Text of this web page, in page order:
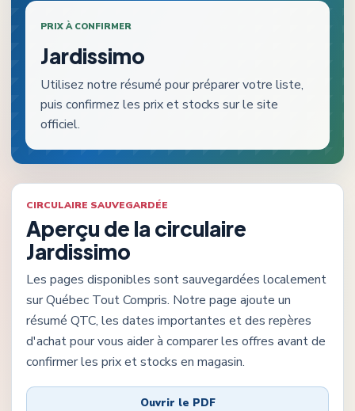
PRIX À CONFIRMER
Jardissimo
Utilisez notre résumé pour préparer votre liste,
puis confirmez les prix et stocks sur le site
officiel.
CIRCULAIRE SAUVEGARDÉE
Aperçu de la circulaire
Jardissimo
Les pages disponibles sont sauvegardées localement
sur Québec Tout Compris. Notre page ajoute un
résumé QTC, les dates importantes et des repères
d'achat pour vous aider à comparer les offres avant de
confirmer les prix et stocks en magasin.
Ouvrir le PDF